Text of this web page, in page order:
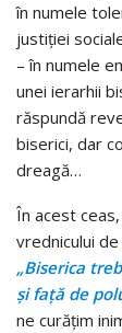
în numele
justiţiei
– în numele
unei ierarhii
răspundă
biserici, dar
dreagă…
În acest
vrednicului
„Biserica
şi faţă de
ne curăţim